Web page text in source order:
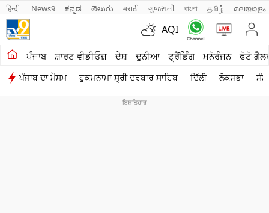
हिन्दी News9 ಕನ್ನಡ తెలుగు मराठी ગુજરાતી বাংলা தமிழ் മലയാളം
AQI
ਪੰਜਾਬ ਸ਼ਾਰਟ ਵੀਡੀਓਜ਼ ਦੇਸ਼ ਦੁਨੀਆ ਟ੍ਰੈਂਡਿੰਗ ਮਨੋਰੰਜਨ ਫੋਟੋ
ਪੰਜਾਬ ਦਾ ਮੌਸਮ ਹੁਕਮਨਾਮਾ ਸ੍ਰੀ ਦਰਬਾਰ ਸਾਹਿਬ ਦਿੱਲੀ ਲੋਕਸਭਾ
ਖੇਤੀਬਾੜੀ
ਸ਼ਾਰਟ ਵੀਡੀਓਜ਼